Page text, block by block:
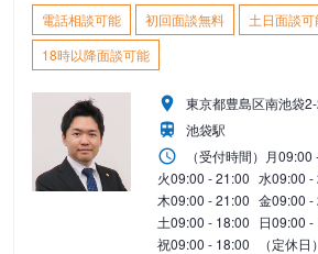
電話相談可能 初回面談無料
土日面談可
18時以降面談可能
東京都豊島区南池袋
池袋駅
（受付時間） 月09:00
火09:00 - 21:00 水09:00 -
木09:00 - 21:00 金09:00 -
土09:00 - 18:00 日09:00 -
祝09:00 - 18:00 （定休日